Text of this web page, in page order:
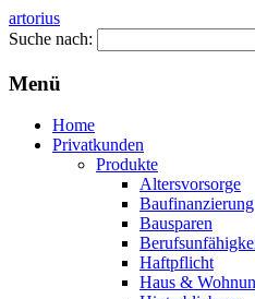
artorius
Suche nach:
Menü
Home
Privatkunden
Produkte
Altersvorsorge
Baufinanzierung
Bausparen
Haftpflicht
Haus &